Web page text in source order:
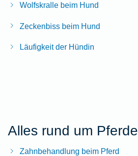
Wolfskralle beim Hund
Zeckenbiss beim Hund
Läufigkeit der Hündin
Alles rund um Pferde
Zahnbehandlung beim Pferd